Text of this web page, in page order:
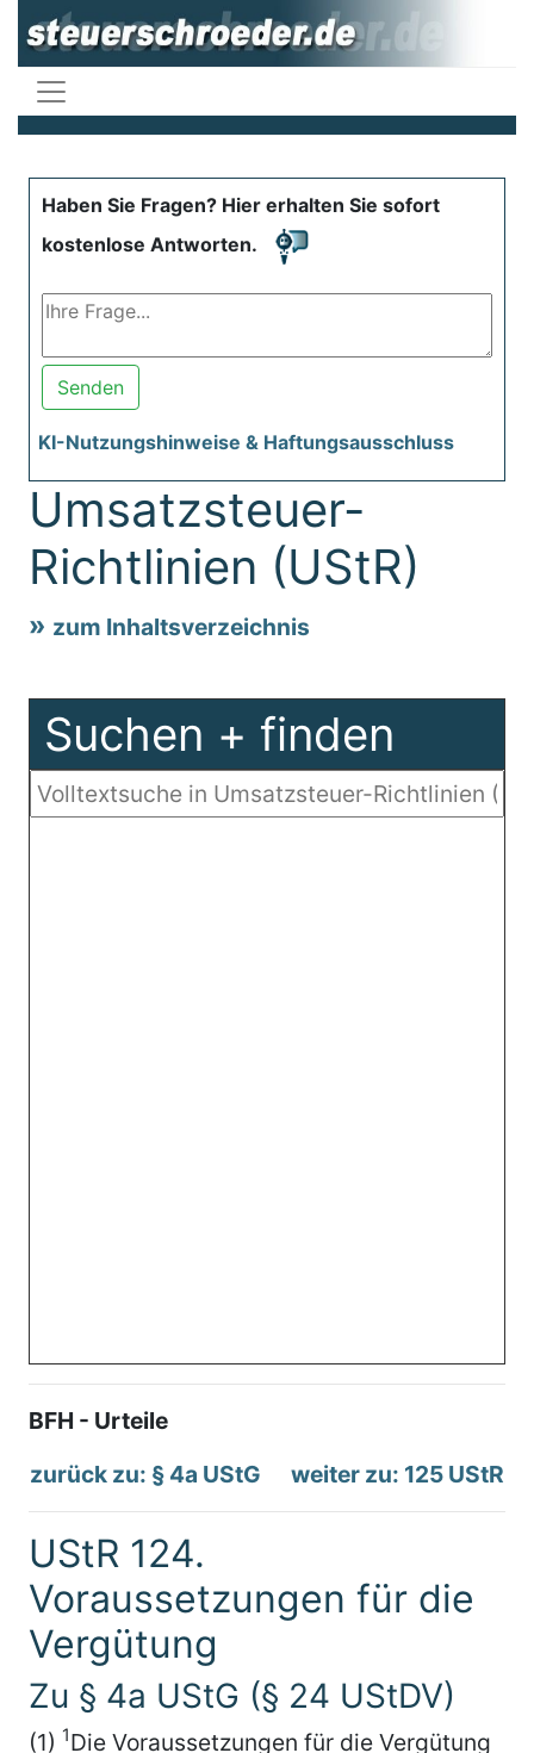
Haben Sie Fragen? Hier erhalten Sie sofort
kostenlose Antworten.
Senden
KI-Nutzungshinweise & Haftungsausschluss
Umsatzsteuer-
Richtlinien (UStR)
zum Inhaltsverzeichnis
Suchen + finden
BFH - Urteile
zurück zu: § 4a UStG
weiter zu: 125 UStR
UStR 124.
Voraussetzungen für die
Vergütung
Zu § 4a UStG (§ 24 UStDV)
(1) 1Die Voraussetzungen für die Vergütung